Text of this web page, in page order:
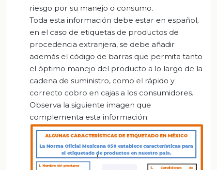
riesgo por su manejo o consumo.
Toda esta información debe estar en español,
en el caso de etiquetas de productos de
procedencia extranjera, se debe añadir
además el código de barras que permita tanto
el óptimo manejo del producto a lo largo de la
cadena de suministro, como el rápido y
correcto cobro en cajas a los consumidores.
Observa la siguiente imagen que
complementa esta información: